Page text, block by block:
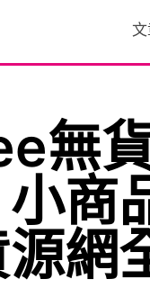
無
商
網